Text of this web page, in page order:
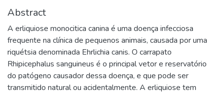
Abstract
A erliquiose monocitica canina é uma doença infecciosa
frequente na clínica de pequenos animais, causada por uma
riquétsia denominada Ehrlichia canis. O carrapato
Rhipicephalus sanguineus é o principal vetor e reservatório
do patógeno causador dessa doença, e que pode ser
transmitido natural ou acidentalmente. A erliquiose tem